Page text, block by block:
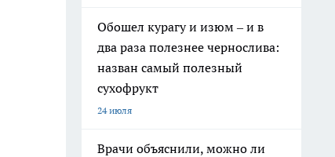
Обошел курагу и изюм – и в
два раза полезнее чернослива:
назван самый полезный
сухофрукт
24 июля
Врачи объяснили, можно ли